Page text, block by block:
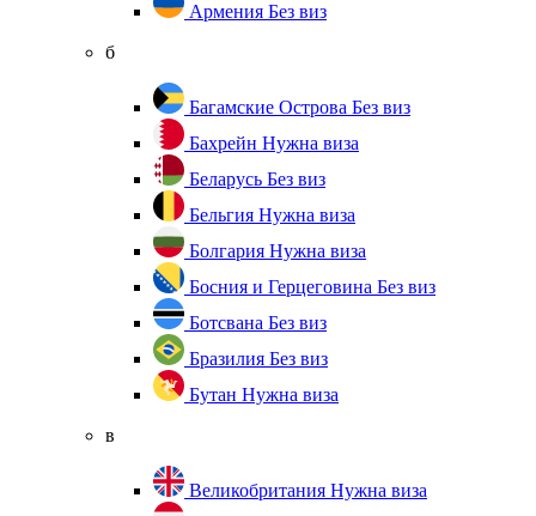
Армения Без виз
б
Багамские Острова Без виз
Бахрейн Нужна виза
Беларусь Без виз
Бельгия Нужна виза
Болгария Нужна виза
Босния и Герцеговина Без виз
Ботсвана Без виз
Бразилия Без виз
Бутан Нужна виза
в
Великобритания Нужна виза